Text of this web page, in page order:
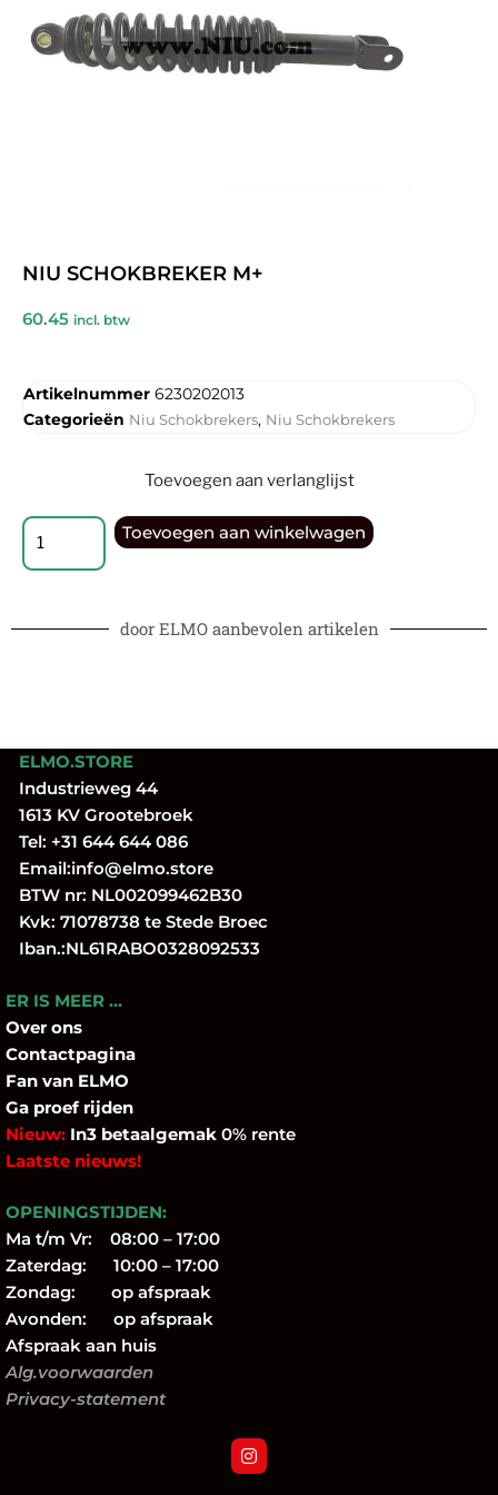
NIU SCHOKBREKER M+
60.45 incl. btw
Artikelnummer 6230202013
Categorieën Niu Schokbrekers, Niu Schokbrekers
Toevoegen aan verlanglijst
Toevoegen aan winkelwagen
door ELMO aanbevolen artikelen
ELMO.STORE
Industrieweg 44
1613 KV Grootebroek
Tel: +31 644 644 086
Email:info@elmo.store
BTW nr: NL002099462B30
Kvk: 71078738 te Stede Broec
Iban.:NL61RABO0328092533
ER IS MEER …
Over ons
Contactpagina
Fan van ELMO
Ga proef rijden
Nieuw: In3 betaalgemak 0% rente
Laatste nieuws!
OPENINGSTIJDEN:
Ma t/m Vr: 08:00 – 17:00
Zaterdag: 10:00 – 17:00
Zondag: op afspraak
Avonden: op afspraak
Afspraak aan huis
Alg.voorwaarden
Privacy-statement